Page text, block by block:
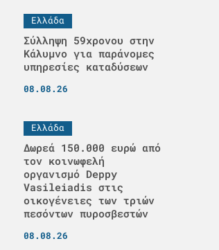
Ελλάδα
Σύλληψη 59χρονου στην
Κάλυμνο για παράνομες
υπηρεσίες καταδύσεων
08.08.26
Ελλάδα
Δωρεά 150.000 ευρώ από
τον κοινωφελή
οργανισμό Deppy
Vasileiadis στις
οικογένειες των τριών
πεσόντων πυροσβεστών
08.08.26